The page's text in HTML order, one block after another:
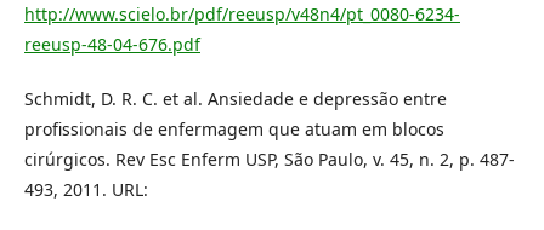
http://www.scielo.br/pdf/reeusp/v48n4/pt_0080-6234-
reeusp-48-04-676.pdf
Schmidt, D. R. C. et al. Ansiedade e depressão entre
profissionais de enfermagem que atuam em blocos
cirúrgicos. Rev Esc Enferm USP, São Paulo, v. 45, n. 2, p. 487-
493, 2011. URL: